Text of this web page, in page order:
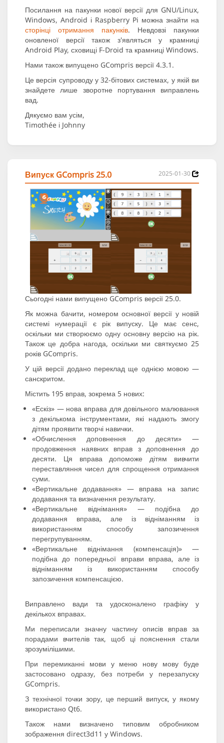
Посилання на пакунки нової версії для GNU/Linux,
Windows, Android і Raspberry Pi можна знайти на
сторінці отримання пакунків. Невдовзі пакунки
оновленої версії також з'являться у крамниці
Android Play, сховищі F-Droid та крамниці Windows.
Нами також випущено GCompris версії 4.3.1.
Це версія супроводу у 32-бітових системах, у якій ви
знайдете лише зворотне портування виправлень
вад.
Дякуємо вам усім,
Timothée і Johnny
Випуск GCompris 25.0 2025-01-30
Сьогодні нами випущено GCompris версії 25.0.
Як можна бачити, номером основної версії у новій
системі нумерації є рік випуску. Це має сенс,
оскільки ми створюємо одну основну версію на рік.
Також це добра нагода, оскільки ми святкуємо 25
років GCompris.
У цій версії додано переклад ще однією мовою —
санскритом.
Містить 195 вправ, зокрема 5 нових:
«Ескіз» — нова вправа для довільного малювання
з декількома інструментами, які надають змогу
дітям проявити творчі навички.
«Обчислення доповнення до десяти» —
продовження наявних вправ з доповнення до
десяти. Ця вправа допоможе дітям вивчити
переставляння чисел для спрощення отримання
суми.
«Вертикальне додавання» — вправа на запис
додавання та визначення результату.
«Вертикальне віднімання» — подібна до
додавання вправа, але із відніманням із
використанням способу запозичення
перегрупуванням.
«Вертикальне віднімання (компенсація)» —
подібна до попередньої вправи вправа, але із
відніманням із використанням способу
запозичення компенсацією.
Виправлено вади та удосконалено графіку у
декількох вправах.
Ми переписали значну частину описів вправ за
порадами вчителів так, щоб ці пояснення стали
зрозумілішими.
При перемиканні мови у меню нову мову буде
застосовано одразу, без потреби у перезапуску
GCompris.
З технічної точки зору, це перший випуск, у якому
використано Qt6.
Також нами визначено типовим обробником
зображення direct3d11 у Windows.